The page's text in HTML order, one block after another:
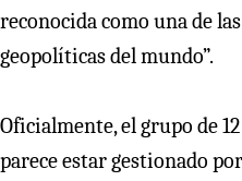
reconocida como una de
geopolíticas del mundo”.
Oficialmente, el grupo de
parece estar gestionado